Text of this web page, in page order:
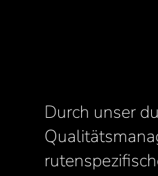
Durch unser